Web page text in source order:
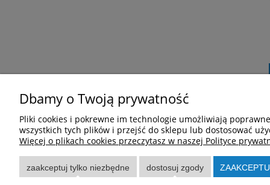
Pomoc
Regulamin
Moje
Twoje
Dbamy o Twoją prywatność
Pliki cookies i pokrewne im technologie umożliwiają
wszystkich tych plików i przejść do sklepu lub dostosować
Więcej o plikach cookies przeczytasz w naszej Polityce
zaakceptuj tylko niezbędne dostosuj zgody